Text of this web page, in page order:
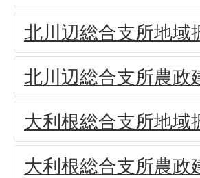
北川辺総合支所地域
北川辺総合支所農政
大利根総合支所地域
大利根総合支所農政